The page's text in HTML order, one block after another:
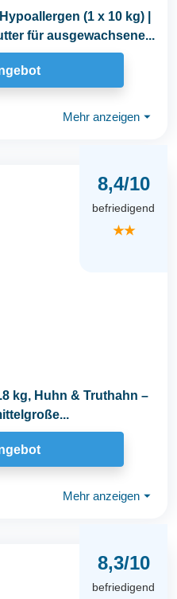
(1 x 10 kg) |
für ausgewachsene...
Mehr anzeigen ⏷
8,4/10
befriedigend
★★
kg, Huhn & Truthahn –
Mehr anzeigen ⏷
8,3/10
befriedigend